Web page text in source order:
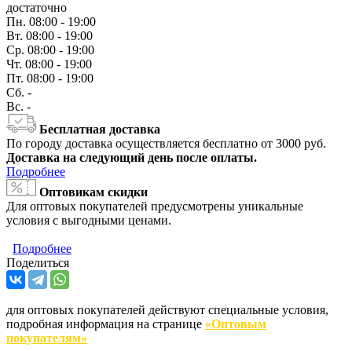
достаточно
Пн. 08:00 - 19:00
Вт. 08:00 - 19:00
Ср. 08:00 - 19:00
Чт. 08:00 - 19:00
Пт. 08:00 - 19:00
Сб. -
Вс. -
Бесплатная доставка
По городу доставка осуществляется бесплатно от 3000 руб.
Доставка на следующий день после оплаты.
Подробнее
Оптовикам скидки
Для оптовых покупателей предусмотрены уникальные
условия с выгодными ценами.
Подробнее
Поделиться
для оптовых покупателей действуют специальные условия,
подробная информация на странице «Оптовым
покупателям»